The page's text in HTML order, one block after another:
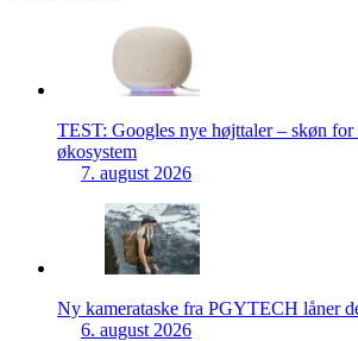
TEST: Googles nye højttaler – skøn
økosystem
7. august 2026
Ny kamerataske fra PGYTECH låner
6. august 2026